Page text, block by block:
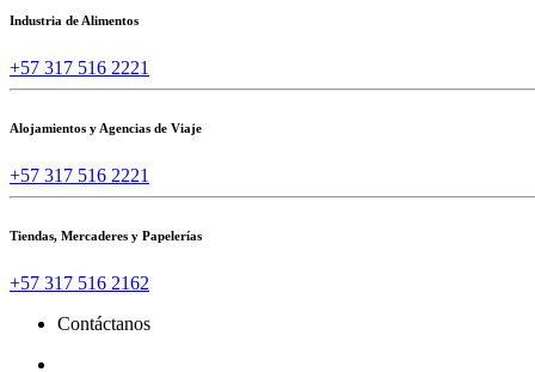
Industria de Alimentos
+57 317 516 2221
Alojamientos y Agencias de Viaje
+57 317 516 2221
Tiendas, Mercaderes y Papelerías
+57 317 516 2162
Contáctanos